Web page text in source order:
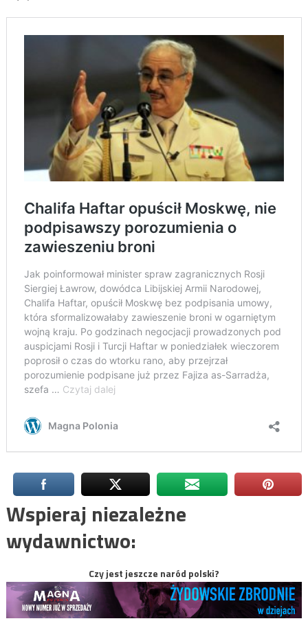
Wspieraj niezależne
wydawnictwo:
Czy jest jeszcze naród polski?